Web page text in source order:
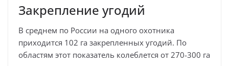
Закрепление угодий
В среднем по России на одного охотника
приходится 102 га закрепленных угодий. По
областям этот показатель колеблется от 270-300 га